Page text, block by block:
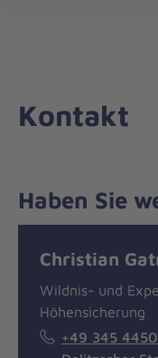
zum
Kontakt
Haben Sie
Christian
Wildnis- und
Höhensicherung
+49 345